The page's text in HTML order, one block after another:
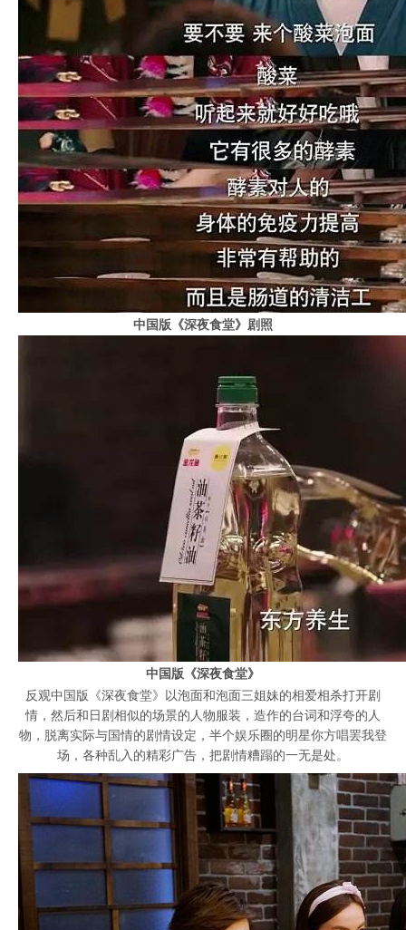
中国版《深夜食堂》剧照
中国版《深夜食堂》
反观中国版《深夜食堂》以泡面和泡面三姐妹的相爱相杀打开剧
情，然后和日剧相似的场景的人物服装，造作的台词和浮夸的人
物，脱离实际与国情的剧情设定，半个娱乐圈的明星你方唱罢我登
场，各种乱入的精彩广告，把剧情糟蹋的一无是处。